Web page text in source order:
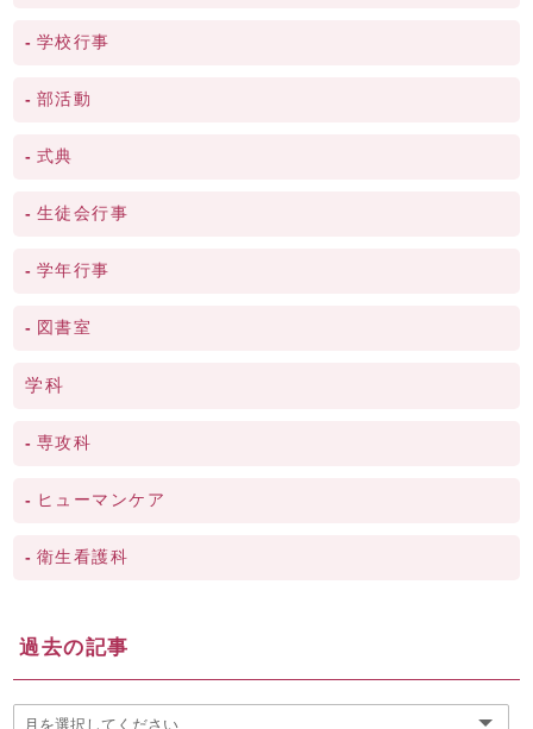
学校行事
部活動
式典
生徒会行事
学年行事
図書室
学科
専攻科
ヒューマンケア
衛生看護科
過去の記事